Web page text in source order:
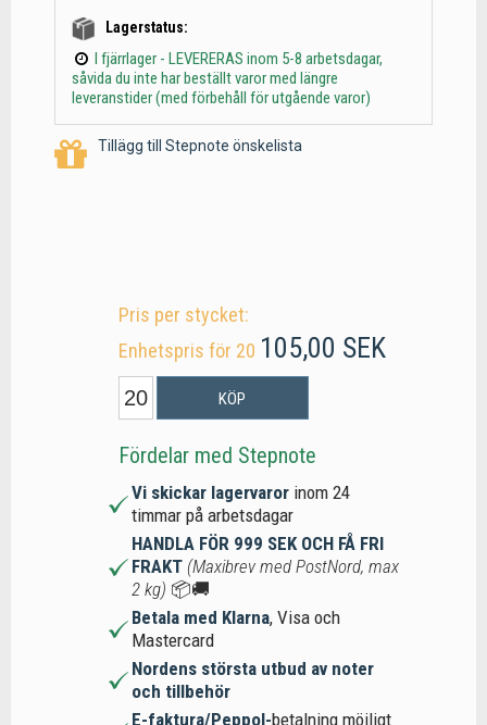
Lagerstatus:
I fjärrlager - LEVERERAS inom 5-8 arbetsdagar,
såvida du inte har beställt varor med längre
leveranstider (med förbehåll för utgående varor)
Tillägg till Stepnote önskelista
Pris per stycket:
Enhetspris för 20 105,00 SEK
KÖP
Fördelar med Stepnote
Vi skickar lagervaror inom 24
timmar på arbetsdagar
HANDLA FÖR 999 SEK OCH FÅ FRI
FRAKT (Maxibrev med PostNord, max
2 kg) 📦🚚
Betala med Klarna, Visa och
Mastercard
Nordens största utbud av noter
och tillbehör
E-faktura/Peppol-betalning möjligt